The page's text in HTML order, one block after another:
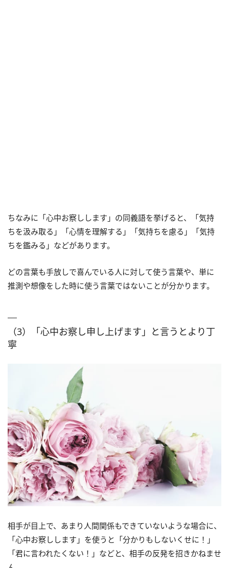
ちなみに「心中お察しします」の同義語を挙げると、「気持
ちを汲み取る」「心情を理解する」「気持ちを慮る」「気持
ちを鑑みる」などがあります。
どの言葉も手放しで喜んでいる人に対して使う言葉や、単に
推測や想像をした時に使う言葉ではないことが分かります。
（3）「心中お察し申し上げます」と言うとより丁
寧
相手が目上で、あまり人間関係もできていないような場合に、
「心中お察しします」を使うと「分かりもしないくせに！」
「君に言われたくない！」などと、相手の反発を招きかねませ